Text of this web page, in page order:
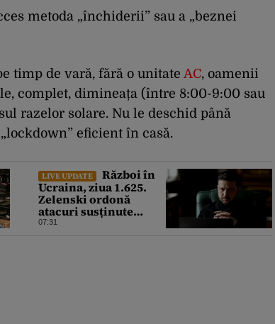
metoda „închiderii” sau a „beznei
timp de vară, fără o unitate AC, oamenii
complet, dimineața (între 8:00-9:00 sau
razelor solare. Nu le deschid până
eficient în casă.
LIVE UPDATE
Război în
Ucraina, ziua 1.625.
Zelenski ordonă
atacuri susținute
împotriva industriei
07:31